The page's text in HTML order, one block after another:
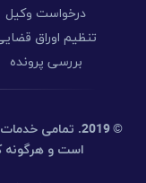
درخواست وکیل
تنظیم اوراق
بررسی پرونده
© 2019. تمامی
است و هرگونه